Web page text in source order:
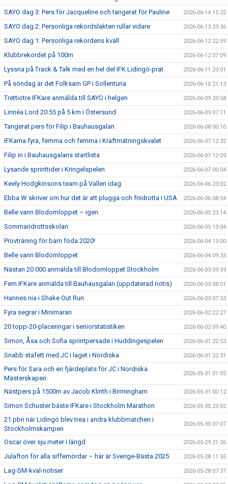
SAYO dag 3: Pers för Jacqueline och tangerat för Pauline 2026-06-14 15:22
SAYO dag 2: Personliga rekordslakten rullar vidare 2026-06-13 23:36
SAYO dag 1: Personliga rekordens kväll 2026-06-12 22:59
Klubbrekordet på 100m 2026-06-12 07:09
Lyssna på Track & Talk med en hel del IFK Lidingö-prat 2026-06-11 23:01
På söndag är det Folksam GP i Sollentuna 2026-06-10 21:13
Trettiotre IFKare anmälda till SAYO i helgen 2026-06-09 20:58
Linnéa Lord 20:55 på 5 km i Östersund 2026-06-09 07:11
Tangerat pers för Filip i Bauhausgalan 2026-06-08 00:10
IFKarna fyra, femma och femma i Kraftmätningskvalet 2026-06-07 12:32
Filip in i Bauhausgalans startlista 2026-06-07 12:09
Lysande sprinttider i Kringelspelen 2026-06-07 00:04
Keely Hodgkinsons team på Vallen idag 2026-06-06 23:02
Ebba W skriver om hur det är att plugga och friidrotta i USA 2026-06-06 08:54
Belle vann Blodomloppet – igen 2026-06-05 23:14
Sommaridrottsskolan 2026-06-05 13:04
Provträning för barn föda 2020! 2026-06-04 13:00
Belle vann Blodomloppet 2026-06-04 09:33
Nästan 20 000 anmälda till Blodomloppet Stockholm 2026-06-03 09:59
Fem IFKare anmälda till Bauhausgalan (uppdaterad notis) 2026-06-03 08:01
Hannes nia i Shake Out Run 2026-06-03 07:53
Fyra segrar i Minimaran 2026-06-02 22:27
20 topp-20-placeringar i seniorstatistiken 2026-06-02 09:40
Simon, Åsa och Sofia sprintpersade i Huddingespelen 2026-06-01 22:53
Snabb stafett med JC i laget i Nordiska 2026-06-01 22:31
Pers för Sara och en fjärdeplats för JC i Nordiska
Mästerskapen
2026-05-31 01:05
Nästpers på 1500m av Jacob Klinth i Birmingham 2026-05-31 00:12
Simon Schuster bäste IFKare i Stockholm Marathon 2026-05-30 23:05
21 pbn när Lidingö blev trea i andra klubbmatchen i
Stockholmskampen
2026-05-30 07:07
Oscar över sju meter i längd 2026-05-29 21:26
Julafton för alla siffernördar – här är Sverige-Bästa 2025 2026-05-28 11:55
Lag-SM-kval-notiser 2026-05-28 07:37